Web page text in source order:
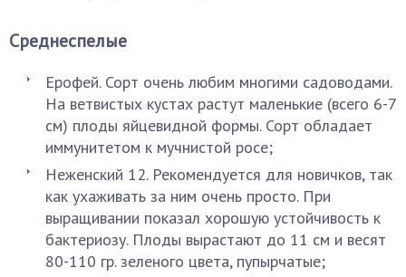
Среднеспелые
Ерофей. Сорт очень любим многими садоводами.
На ветвистых кустах растут маленькие (всего 6-7
см) плоды яйцевидной формы. Сорт обладает
иммунитетом к мучнистой росе;
Неженский 12. Рекомендуется для новичков, так
как ухаживать за ним очень просто. При
выращивании показал хорошую устойчивость к
бактериозу. Плоды вырастают до 11 см и весят
80-110 гр. зеленого цвета, пупырчатые;